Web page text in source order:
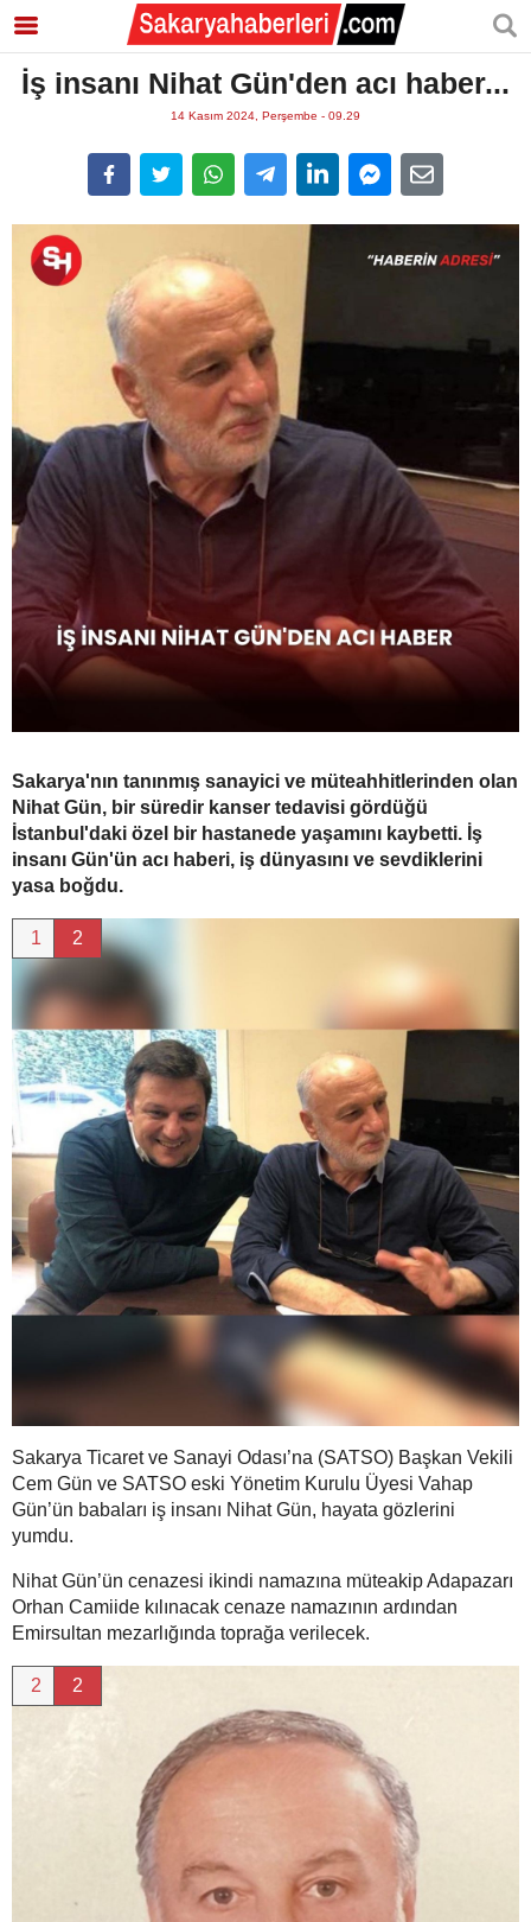
İş insanı Nihat Gün'den acı haber...
14 Kasım 2024, Perşembe - 09.29
Sakarya'nın tanınmış sanayici ve müteahhitlerinden olan
Nihat Gün, bir süredir kanser tedavisi gördüğü
İstanbul'daki özel bir hastanede yaşamını kaybetti. İş
insanı Gün'ün acı haberi, iş dünyasını ve sevdiklerini
yasa boğdu.
1 2
Sakarya Ticaret ve Sanayi Odası’na (SATSO) Başkan Vekili
Cem Gün ve SATSO eski Yönetim Kurulu Üyesi Vahap
Gün’ün babaları iş insanı Nihat Gün, hayata gözlerini
yumdu.
Nihat Gün’ün cenazesi ikindi namazına müteakip Adapazarı
Orhan Camiide kılınacak cenaze namazının ardından
Emirsultan mezarlığında toprağa verilecek.
2 2